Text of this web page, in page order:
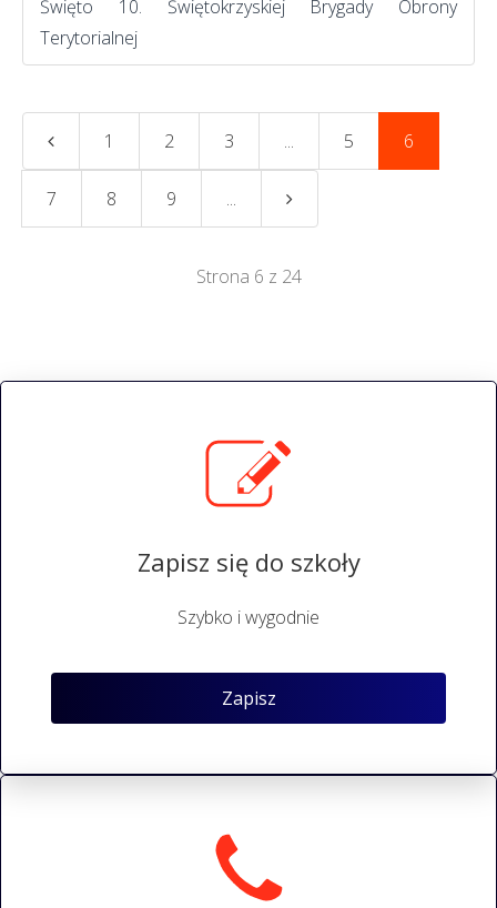
Święto 10. Świętokrzyskiej Brygady Obrony
Terytorialnej
1 2 3 ... 5 6
7 8 9 ...
Strona 6 z 24
Zapisz się do szkoły
Szybko i wygodnie
Zapisz